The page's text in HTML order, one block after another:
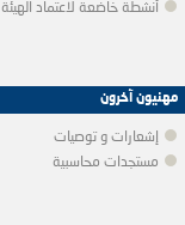
أنشطة خاضعة لاعتماد الهيئة
مهنيون آخرون
إشعارات و توصيات
مستجدات محاسبية